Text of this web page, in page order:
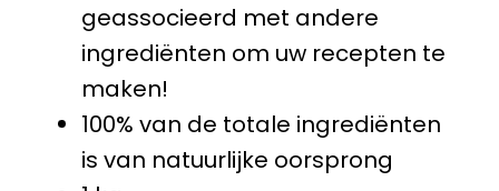
geassocieerd met andere
ingrediënten om uw recepten te
maken!
100% van de totale ingrediënten
is van natuurlijke oorsprong